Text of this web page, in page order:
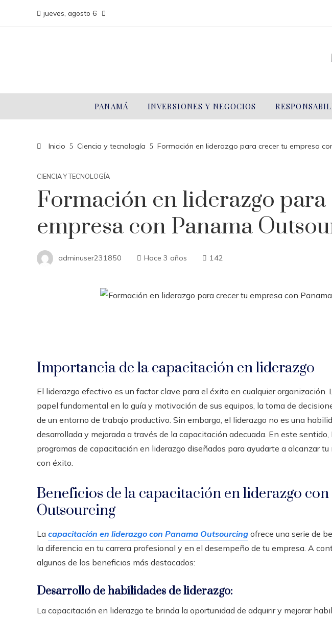
jueves, agosto 6
PANAMÁ INVERSIONES Y NEGOCIOS
Inicio Ciencia y tecnología Formación en liderazgo para crecer tu empresa
CIENCIA Y TECNOLOGÍA
Formación en liderazgo
empresa con Panama
adminuser231850 Hace 3 años 142
Importancia de la capacitación en liderazgo
El liderazgo efectivo es un factor clave para el éxito en cualquier organización.
papel fundamental en la guía y motivación de sus equipos, la toma de
de un entorno de trabajo productivo. Sin embargo, el liderazgo no es una
desarrollada y mejorada a través de la capacitación adecuada. En este
programas de capacitación en liderazgo diseñados para ayudarte a alcanzar
con éxito.
Beneficios de la capacitación en liderazgo con
Outsourcing
La capacitación en liderazgo con Panama Outsourcing ofrece una serie de
la diferencia en tu carrera profesional y en el desempeño de tu empresa. A
algunos de los beneficios más destacados:
Desarrollo de habilidades de liderazgo:
La capacitación en liderazgo te brinda la oportunidad de adquirir y mejorar